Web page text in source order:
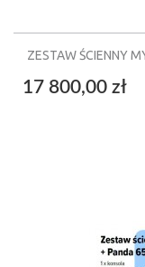
ZESTAW ŚCIENNY
17 800,00 zł